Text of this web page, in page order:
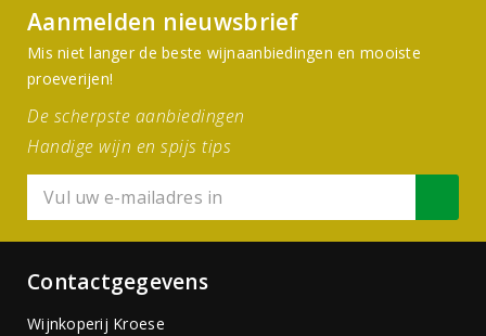
Aanmelden nieuwsbrief
Mis niet langer de beste wijnaanbiedingen en mooiste
proeverijen!
De scherpste aanbiedingen
Handige wijn en spijs tips
Contactgegevens
Wijnkoperij Kroese